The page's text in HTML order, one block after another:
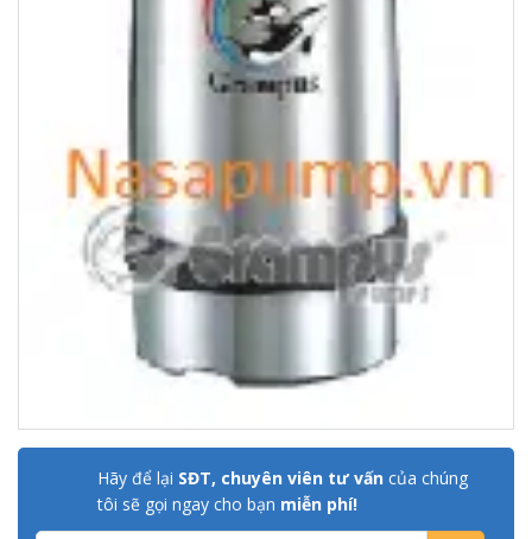
Hãy để lại SĐT, chuyên viên tư vấn của chúng
tôi sẽ gọi ngay cho bạn miễn phí!